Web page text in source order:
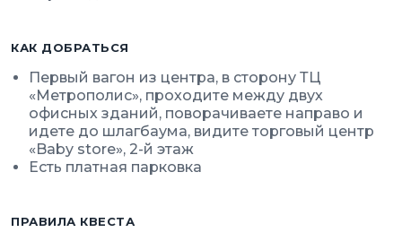
КАК ДОБРАТЬСЯ
Первый вагон из центра, в сторону ТЦ
«Метрополис», проходите между двух
офисных зданий, поворачиваете направо и
идете до шлагбаума, видите торговый центр
«Baby store», 2-й этаж
Есть платная парковка
ПРАВИЛА КВЕСТА